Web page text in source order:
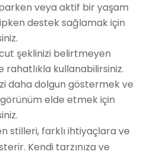
veya aktif bir yaşam
destek sağlamak için
şeklinizi belirtmeyen
rahatlıkla kullanabilirsiniz.
daha dolgun göstermek ve
elde etmek için
stilleri, farklı ihtiyaçlara ve
Kendi tarzınıza ve